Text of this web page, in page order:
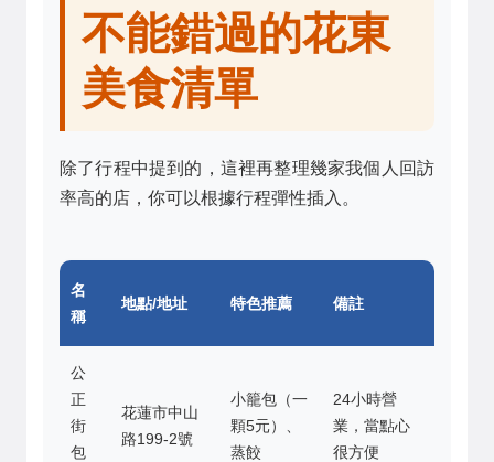
不能錯過的花東
美食清單
除了行程中提到的，這裡再整理幾家我個人回訪
率高的店，你可以根據行程彈性插入。
名
稱
地點/地址 特色推薦 備註
公
正
街
包
花蓮市中山
路199-2號
小籠包（一
顆5元）、
蒸餃
24小時營
業，當點心
很方便